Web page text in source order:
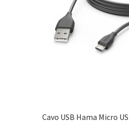
Cavo USB Hama Micro